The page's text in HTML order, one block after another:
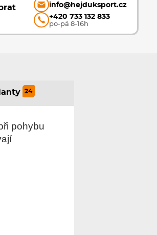
info@hejduksport.cz
+420 733 132 833
po-pá 8-16h
24
pohybu